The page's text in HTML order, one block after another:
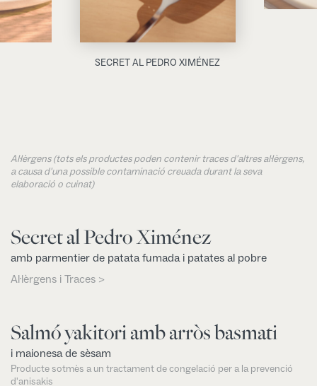
SECRET AL PEDRO XIMÉNEZ
Al·lèrgens (tots els productes poden contenir traces d'altres al·lèrgens,
a causa d'una possible contaminació creuada durant la seva
elaboració o cuinat)
Secret al Pedro Ximénez
amb parmentier de patata fumada i patates al pobre
Al·lèrgens i Traces >
Salmó yakitori amb arròs basmati
i maionesa de sèsam
Producte sotmès a un tractament de congelació per a la prevenció
d'anisakis